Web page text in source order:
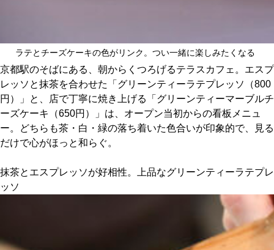
SERIES
カレーが好き
京都おやつクラブ
私と店のはなし
ラテとチーズケーキの色がリンク。つい一緒に楽しみたくなる
京都駅のそばにある、朝からくつろげるテラスカフェ。エスプ
レッソと抹茶を合わせた「グリーンティーラテプレッソ（800
円）」と、店で丁寧に焼き上げる「グリーンティーマーブルチ
ーズケーキ（650円）」は、オープン当初からの看板メニュ
ー。どちらも茶・白・緑の落ち着いた色合いが印象的で、見る
だけで心がほっと和らぐ。
抹茶とエスプレッソが好相性。上品なグリーンティーラテプレ
ッソ